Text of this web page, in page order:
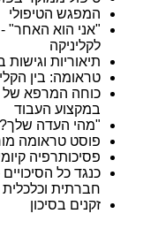
המפגש הטיפולי
"אני הוא האחר"
לקליניקה
תיאוריות
טראומה: בין
כוחה המרפא של
במקצוע העבוד
"מהי העדה
פוסט טראומה
פסיכותרפיה
כנגד כל
חברתית וכלכלית
​זקנים בסיכון